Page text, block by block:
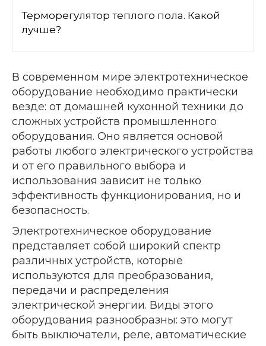
Терморегулятор теплого пола. Какой
лучше?
В современном мире электротехническое
оборудование необходимо практически
везде: от домашней кухонной техники до
сложных устройств промышленного
оборудования. Оно является основой
работы любого электрического устройства
и от его правильного выбора и
использования зависит не только
эффективность функционирования, но и
безопасность.
Электротехническое оборудование
представляет собой широкий спектр
различных устройств, которые
используются для преобразования,
передачи и распределения
электрической энергии. Виды этого
оборудования разнообразны: это могут
быть выключатели, реле, автоматические